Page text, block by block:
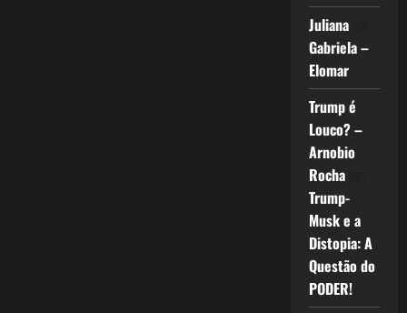
Julianaem
Gabriela –
Elomar
Trump é
Louco? –
Arnobio
Rochaem
Trump-
Musk e a
Distopia: A
Questão do
PODER!